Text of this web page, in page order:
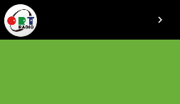
chevron_right